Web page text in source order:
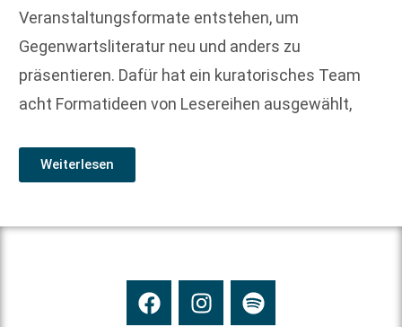
Veranstaltungsformate entstehen, um
Gegenwartsliteratur neu und anders zu
präsentieren. Dafür hat ein kuratorisches Team
acht Formatideen von Lesereihen ausgewählt,
Weiterlesen